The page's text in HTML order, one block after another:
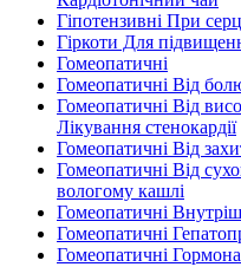
Гіпотензивні При
Гіркоти Для
Гомеопатичні
Гомеопатичні Від
Гомеопатичні Від
Лікування стенокардії
Гомеопатичні Від
Гомеопатичні Від
вологому кашлі
Гомеопатичні
Гомеопатичні
Гомеопатичні